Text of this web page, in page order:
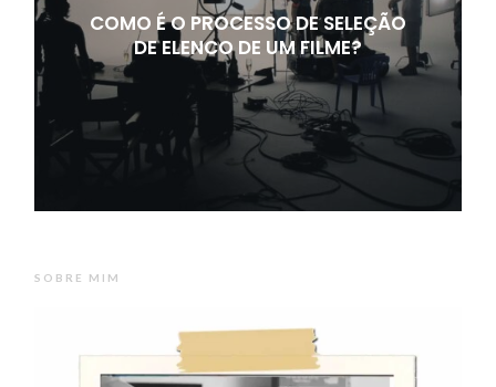
COMO É O PROCESSO DE SELEÇÃO
DE ELENCO DE UM FILME?
SOBRE MIM